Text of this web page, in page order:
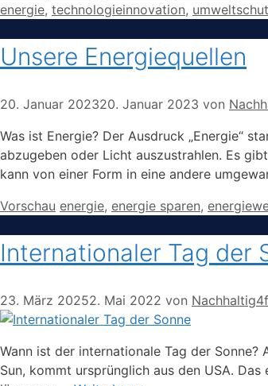
energie, technologieinnovation,
Unsere Energiequellen
20. Januar 202320. Januar 2023 von
Was ist Energie? Der Ausdruck „Energie“
abzugeben oder Licht auszustrahlen. Es
kann von einer Form in eine andere
Kategorien
Vorschau Schlagwörter
energie, energie sparen,
Internationaler Tag der
23. März 20252. Mai 2022 von
Wann ist der internationale Tag der
Sun, kommt ursprünglich aus den USA.